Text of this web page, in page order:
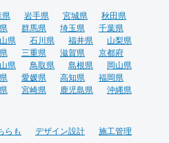
県 岩手県 宮城県
秋田県
群馬県 埼玉県
千葉県
県 石川県 福井県
山梨県
三重県 滋賀県
京都府
県 鳥取県 島根県
岡山県
愛媛県 高知県
福岡県
宮崎県 鹿児島県 沖縄県
らも デザイン設計 施工管理